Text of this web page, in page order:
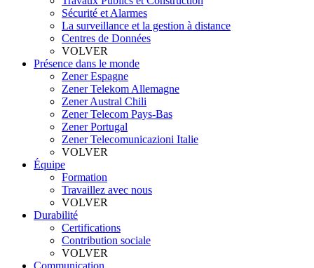
Sécurité et Alarmes
La surveillance et la gestion à distance
Centres de Données
VOLVER
Présence dans le monde
Zener Espagne
Zener Telekom Allemagne
Zener Austral Chili
Zener Telecom Pays-Bas
Zener Portugal
Zener Telecomunicazioni Italie
VOLVER
Équipe
Formation
Travaillez avec nous
VOLVER
Durabilité
Certifications
Contribution sociale
VOLVER
Communication